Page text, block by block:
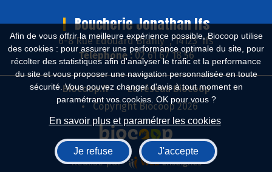
Afin de vous offrir la meilleure expérience possible, Biocoop utilise
des cookies : pour assurer une performance optimale du site, pour
récolter des statistiques afin d'analyser le trafic et la performance
du site et vous proposer une navigation personnalisée en toute
sécurité. Vous pouvez changer d'avis à tout moment en
paramétrant vos cookies. OK pour vous ?
En savoir plus et paramétrer les cookies
Je refuse J'accepte
Boucherie Jonathan Ifs
6-8 Rue Edouard Branly , 14123 Ifs
Téléphone :02 61 67 18 56
Biocoop.fr
Le réseau Biocoop
Copyright Biocoop 2026
Réalisé par